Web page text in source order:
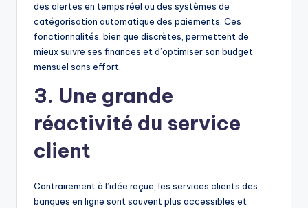
des alertes en temps réel ou des systèmes de
catégorisation automatique des paiements. Ces
fonctionnalités, bien que discrètes, permettent de
mieux suivre ses finances et d’optimiser son budget
mensuel sans effort.
3. Une grande
réactivité du service
client
Contrairement à l’idée reçue, les services clients des
banques en ligne sont souvent plus accessibles et